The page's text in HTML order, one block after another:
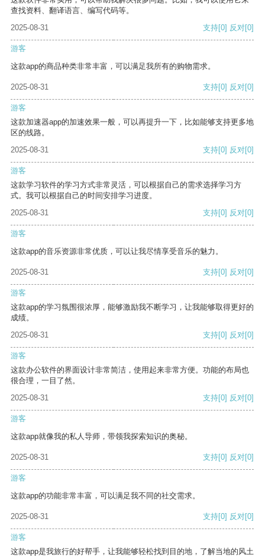
查找资料、翻译语言、编写代码等。
2025-08-31
支持[0] 反对[0]
游客
这款app的商品种类非常丰富，可以满足我所有的购物需求。
2025-08-31 支持[0] 反对[0]
游客
这款加速器app的加速效果一般，可以再提升一下，比如能够支持更多地
区的线路。
2025-08-31
支持[0] 反对[0]
游客
这款学习软件的学习方式非常灵活，可以根据自己的需求选择学习方
式。我可以根据自己的时间安排学习进度。
2025-08-31
支持[0] 反对[0]
游客
这款app的音乐资源非常优质，可以让我尽情享受音乐的魅力。
2025-08-31 支持[0] 反对[0]
游客
这款app的学习氛围很浓厚，能够激励我不断学习，让我能够取得更好的
成绩。
2025-08-31
支持[0] 反对[0]
游客
这款办公软件的界面设计非常简洁，使用起来非常方便。功能的布局也
很合理，一目了然。
2025-08-31
支持[0] 反对[0]
游客
这款app就像我的私人导师，带领我探索知识的奥秘。
2025-08-31 支持[0] 反对[0]
游客
这款app的功能非常丰富，可以满足我不同的社交需求。
2025-08-31 支持[0] 反对[0]
游客
这款app是我旅行的好帮手，让我能够轻松找到目的地，了解当地的风土